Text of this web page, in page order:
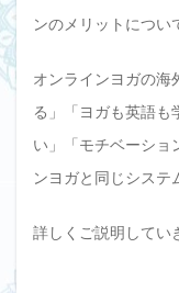
ンのメリットについ
オンラインヨガの海
る」「ヨガも英語も
い」「モチベーショ
ンヨガと同じシステ
詳しくご説明してい